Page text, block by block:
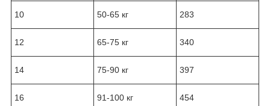
10 50-65 кг 283
12 65-75 кг 340
14 75-90 кг 397
16 91-100 кг 454